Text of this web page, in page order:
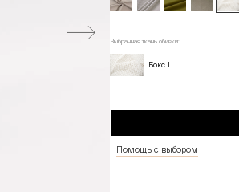
Выбранная ткань обивки:
Бокс 1
Помощь с выбором